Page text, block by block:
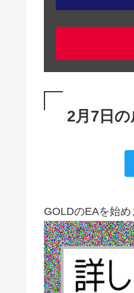
2月7日
GOLDのEAを始